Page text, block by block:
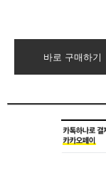
바로 구매하기